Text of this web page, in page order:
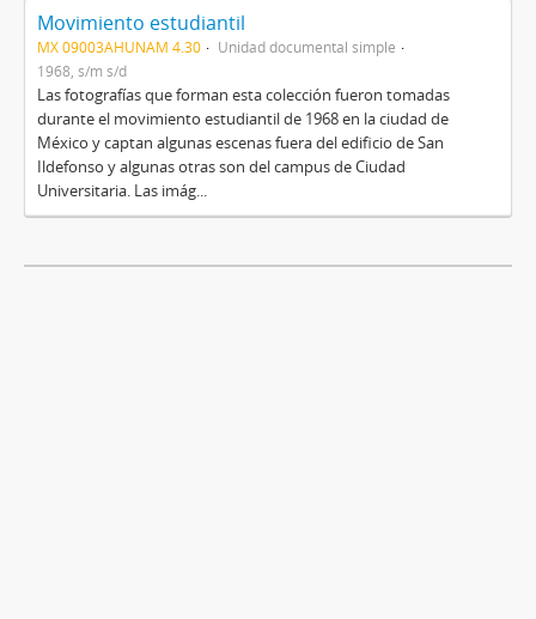
Movimiento estudiantil
MX 09003AHUNAM 4.30
Unidad documental simple
1968, s/m s/d
Las fotografías que forman esta colección fueron tomadas
durante el movimiento estudiantil de 1968 en la ciudad de
México y captan algunas escenas fuera del edificio de San
Ildefonso y algunas otras son del campus de Ciudad
Universitaria. Las imág...